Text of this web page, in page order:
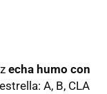
echa humo con
A, B, CLA